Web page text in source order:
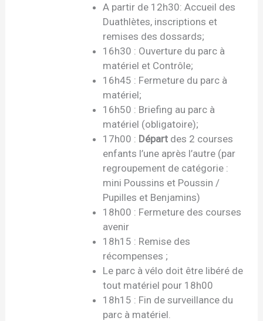
A partir de 12h30: Accueil des
Duathlètes, inscriptions et
remises des dossards;
16h30 : Ouverture du parc à
matériel et Contrôle;
16h45 : Fermeture du parc à
matériel;
16h50 : Briefing au parc à
matériel (obligatoire);
17h00 : Départ des 2 courses
enfants l’une après l’autre (par
regroupement de catégorie :
mini Poussins et Poussin /
Pupilles et Benjamins)
18h00 : Fermeture des courses
avenir
18h15 : Remise des
récompenses ;
Le parc à vélo doit être libéré de
tout matériel pour 18h00
18h15 : Fin de surveillance du
parc à matériel.